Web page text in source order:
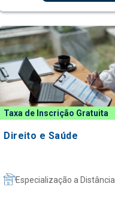
Taxa de Inscrição Gratuita
Direito e Saúde
Especialização a Distância